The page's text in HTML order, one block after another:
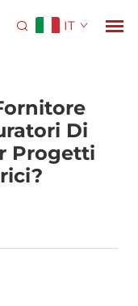
IT
Di
Progetti